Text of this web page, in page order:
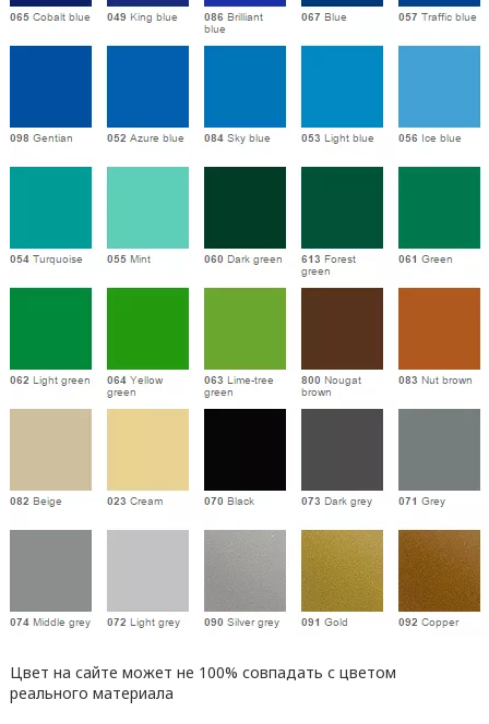
Цвет на сайте может не 100% совпадать с цветом
реального материала